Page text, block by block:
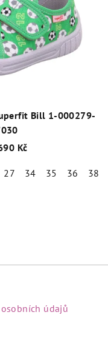
Bill 1-000279-
Kč
27 34 35 36 38
údajů